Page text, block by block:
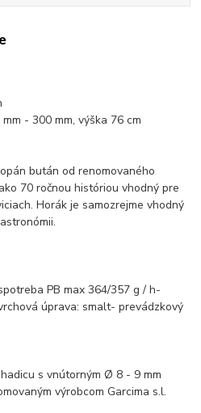
- 300 mm, výška 76 cm
bután od renomovaného
70 ročnou históriou vhodný pre
Horák je samozrejme vhodný
PB max 364/357 g / h-
úprava: smalt- prevádzkový
s vnútorným Ø 8 - 9 mm
výrobcom Garcima s.l.